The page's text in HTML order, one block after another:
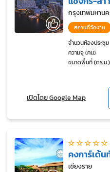
g
a
กรุงเทพมหาน
สถานที่จัดงาน
จำนวนห้องประชุม
ความจุ (คน)
ขนาดพื้นที่ (ตร.ม.)
เปิดโดย Google Map
คงการ์เด้น
เชียงราย